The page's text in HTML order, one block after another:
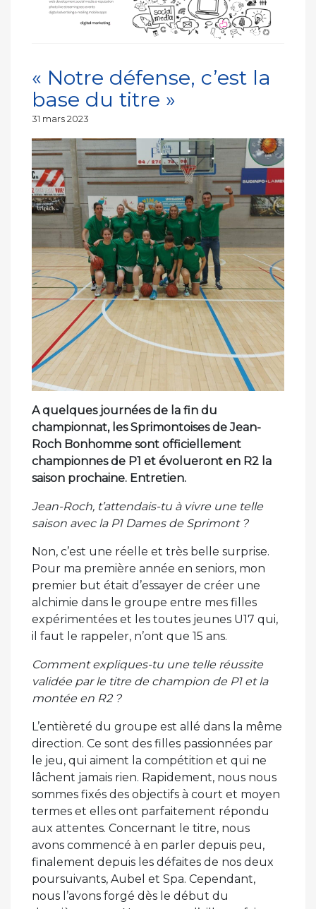
« Notre défense, c’est la
base du titre »
Publié
31 mars 2023
A quelques journées de la fin du
championnat, les Sprimontoises de Jean-
Roch Bonhomme sont officiellement
championnes de P1 et évolueront en R2 la
saison prochaine. Entretien.
Jean-Roch, t’attendais-tu à vivre une telle
saison avec la P1 Dames de Sprimont ?
Non, c’est une réelle et très belle surprise.
Pour ma première année en seniors, mon
premier but était d’essayer de créer une
alchimie dans le groupe entre mes filles
expérimentées et les toutes jeunes U17 qui,
il faut le rappeler, n’ont que 15 ans.
Comment expliques-tu une telle réussite
validée par le titre de champion de P1 et la
montée en R2 ?
L’entièreté du groupe est allé dans la même
direction. Ce sont des filles passionnées par
le jeu, qui aiment la compétition et qui ne
lâchent jamais rien. Rapidement, nous nous
sommes fixés des objectifs à court et moyen
termes et elles ont parfaitement répondu
aux attentes. Concernant le titre, nous
avons commencé à en parler depuis peu,
finalement depuis les défaites de nos deux
poursuivants, Aubel et Spa. Cependant,
nous l’avons forgé dès le début du